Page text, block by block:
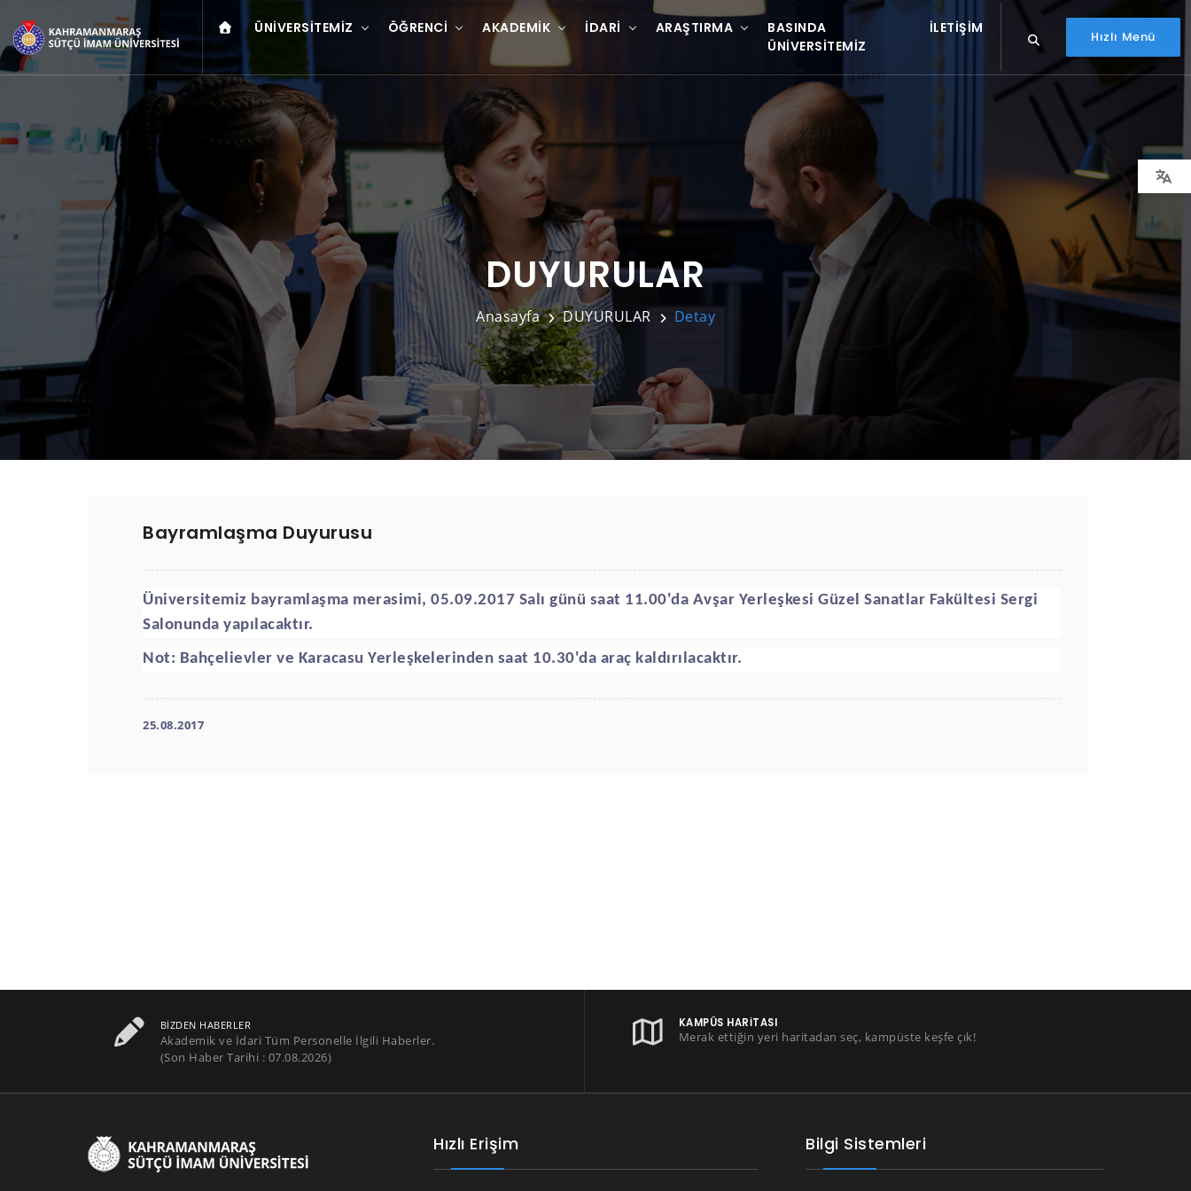
ÜNIVERSITEMIZ ÖĞRENCI AKADEMIK İDARI ARAŞTIRMA
BASINDA
ÜNIVERSITEMIZ
İLETIŞIM
Hızlı Menü
DUYURULAR
Anasayfa DUYURULAR Detay
Bayramlaşma Duyurusu
Üniversitemiz bayramlaşma merasimi, 05.09.2017 Salı günü saat 11.00'da Avşar Yerleşkesi Güzel Sanatlar Fakültesi Sergi
Salonunda yapılacaktır.
Not: Bahçelievler ve Karacasu Yerleşkelerinden saat 10.30'da araç kaldırılacaktır.
25.08.2017
BIZDEN HABERLER
Akademik ve İdari Tüm Personelle İlgili Haberler.
(Son Haber Tarihi : 07.08.2026)
KAMPÜS HARITASI
Merak ettiğin yeri haritadan seç, kampüste keşfe çık!
Hızlı Erişim Bilgi Sistemleri